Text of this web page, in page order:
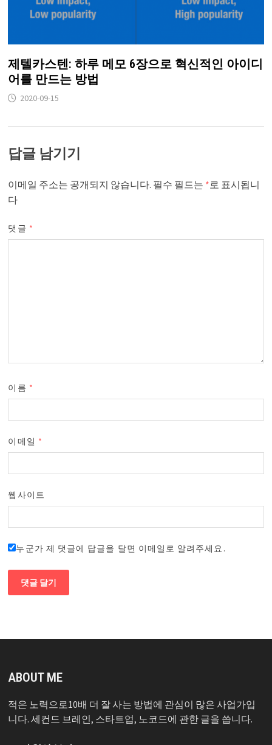
제텔카스텐: 하루 메모 6장으로 혁신적인 아이디
어를 만드는 방법
2020-09-15
답글 남기기
이메일 주소는 공개되지 않습니다. 필수 필드는 * 로 표시됩니
다
댓글 *
이름 *
이메일 *
웹사이트
누군가 제 댓글에 답글을 달면 이메일로 알려주세요.
ABOUT ME
적은 노력으로10배 더 잘 사는 방법에 관심이 많은 사업가입
니다. 세컨드 브레인, 스타트업, 노코드에 관한 글을 씁니다.